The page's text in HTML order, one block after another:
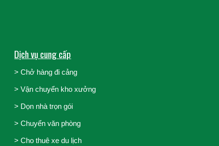
Dịch vụ cung cấp
> Chở hàng đi cảng
>Vận chuyển kho xưởng
> Dọn nhà trọn gói
>Chuyển văn phòng
>Cho thuê xe du lịch